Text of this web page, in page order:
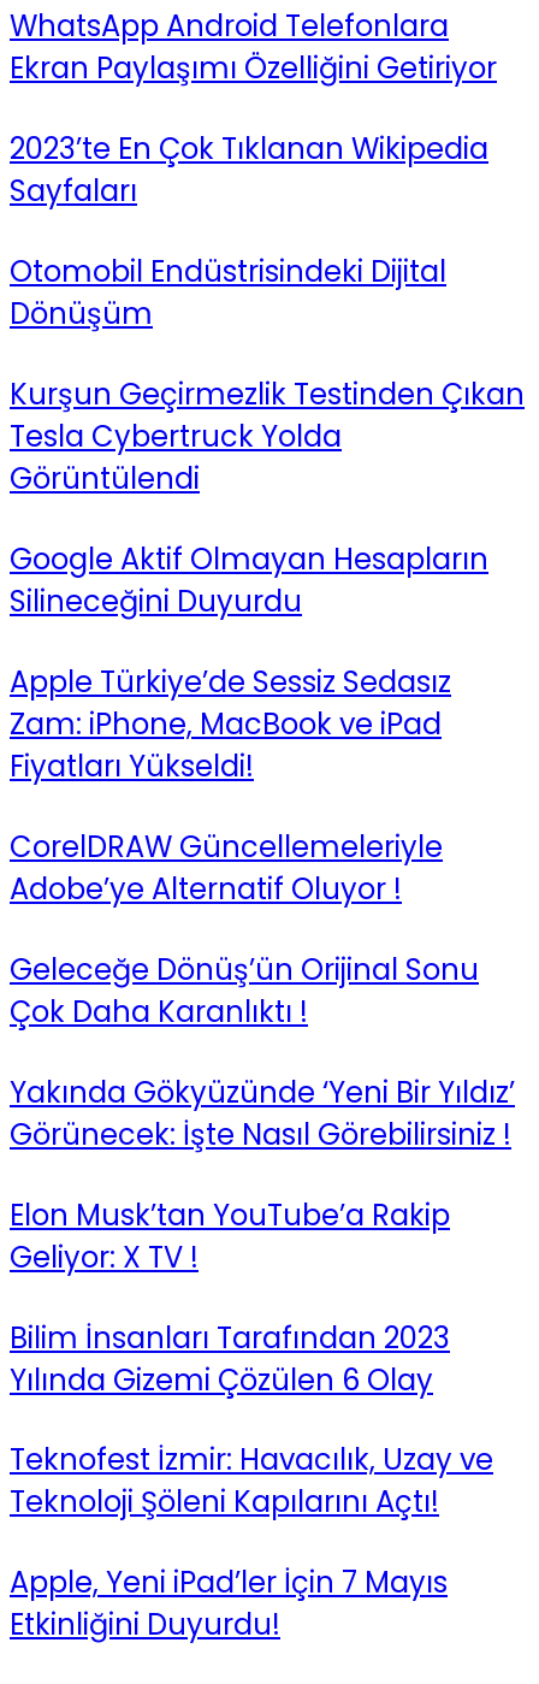
WhatsApp Android Telefonlara
Ekran Paylaşımı Özelliğini Getiriyor
2023’te En Çok Tıklanan Wikipedia
Sayfaları
Otomobil Endüstrisindeki Dijital
Dönüşüm
Kurşun Geçirmezlik Testinden Çıkan
Tesla Cybertruck Yolda
Görüntülendi
Google Aktif Olmayan Hesapların
Silineceğini Duyurdu
Apple Türkiye’de Sessiz Sedasız
Zam: iPhone, MacBook ve iPad
Fiyatları Yükseldi!
CorelDRAW Güncellemeleriyle
Adobe’ye Alternatif Oluyor !
Geleceğe Dönüş’ün Orijinal Sonu
Çok Daha Karanlıktı !
Yakında Gökyüzünde ‘Yeni Bir Yıldız’
Görünecek: İşte Nasıl Görebilirsiniz !
Elon Musk’tan YouTube’a Rakip
Geliyor: X TV !
Bilim İnsanları Tarafından 2023
Yılında Gizemi Çözülen 6 Olay
Teknofest İzmir: Havacılık, Uzay ve
Teknoloji Şöleni Kapılarını Açtı!
Apple, Yeni iPad’ler İçin 7 Mayıs
Etkinliğini Duyurdu!